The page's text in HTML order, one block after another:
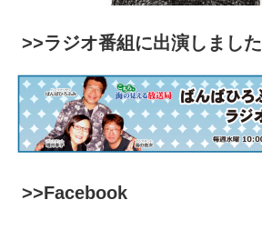
>>ラジオ番組に出演しました
>>Facebook